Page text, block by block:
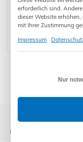
Superrollo
Rollladenmotor
60er Wellen
44,00 € *
* Preise inkl.
Kategorien
erforderlich sind.
dieser Website
mit Ihrer Zustimmung
Impressum
Nur